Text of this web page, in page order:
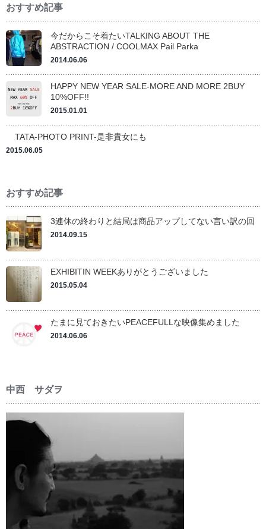
おすすめ記事
今だからこそ着たいTALKING ABOUT THE
ABSTRACTION / COOLMAX Pail Parka
2014.06.06
HAPPY NEW YEAR SALE-MORE AND MORE 2BUY
10%OFF!!
2015.01.01
TATA-PHOTO PRINT-是非貴女にも
2015.06.05
おすすめ記事
3連休の終わりと結局は商品アップしてない言い訳の回
2014.09.15
EXHIBITIN WEEKありがとうございました
2015.05.04
たまに見ておきたいPEACEFULLな映像集めました
2014.06.06
中西 サダヲ